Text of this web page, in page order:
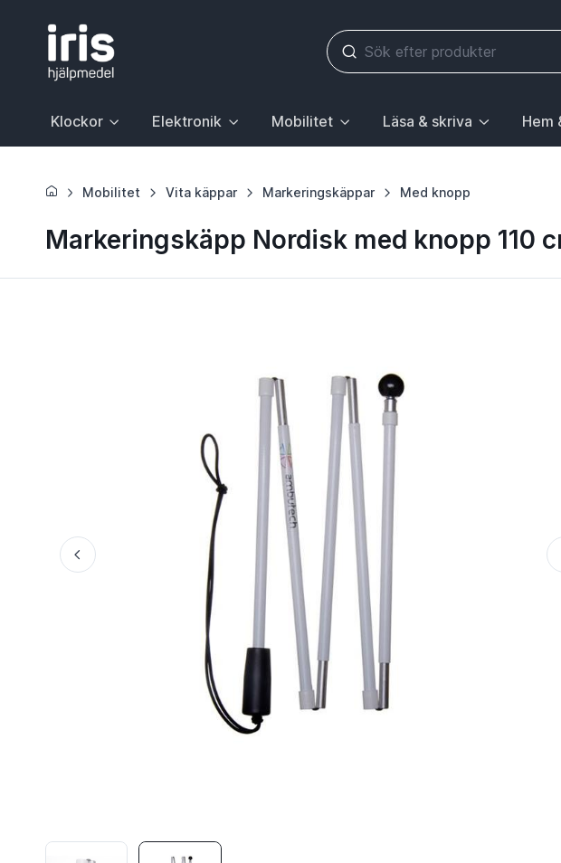
Klockor
Huvudrubrik med undermeny. För att gå till sidan Klockor, välj första posten:
Elektronik
Huvudrubrik med undermeny. För att gå till sidan Elektronik,
Mobilitet
Huvudrubrik med undermeny. För att gå till
Läsa & skriva
Huvudrubrik med
Hem
Mobilitet Vita käppar Markeringskäppar Med knopp
Markeringskäpp Nordisk med knopp 110